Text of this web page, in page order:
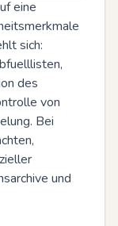
eine
sich:
des
von
Bei
und